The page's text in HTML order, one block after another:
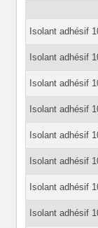
Isolant adhésif
Isolant adhésif
Isolant adhésif
Isolant adhésif
Isolant adhésif
Isolant adhésif
Isolant adhésif
Isolant adhésif